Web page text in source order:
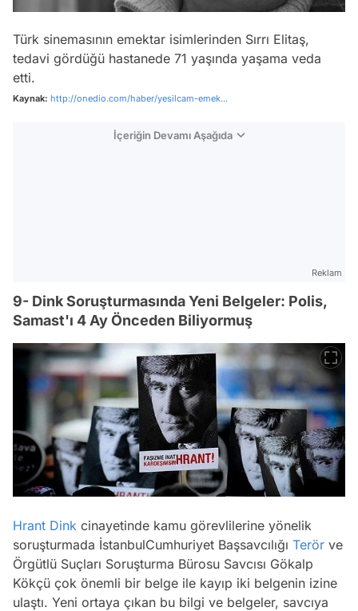
Türk sinemasının emektar isimlerinden Sırrı Elitaş,
tedavi gördüğü hastanede 71 yaşında yaşama veda
etti.
Kaynak: http://onedio.com/haber/yesilcam-emek...
İçeriğin Devamı Aşağıda
Reklam
9- Dink Soruşturmasında Yeni Belgeler: Polis,
Samast'ı 4 Ay Önceden Biliyormuş
Hrant Dink cinayetinde kamu görevlilerine yönelik
soruşturmada İstanbulCumhuriyet Başsavcılığı Terör ve
Örgütlü Suçları Soruşturma Bürosu Savcısı Gökalp
Kökçü çok önemli bir belge ile kayıp iki belgenin izine
ulaştı. Yeni ortaya çıkan bu bilgi ve belgeler, savcıya